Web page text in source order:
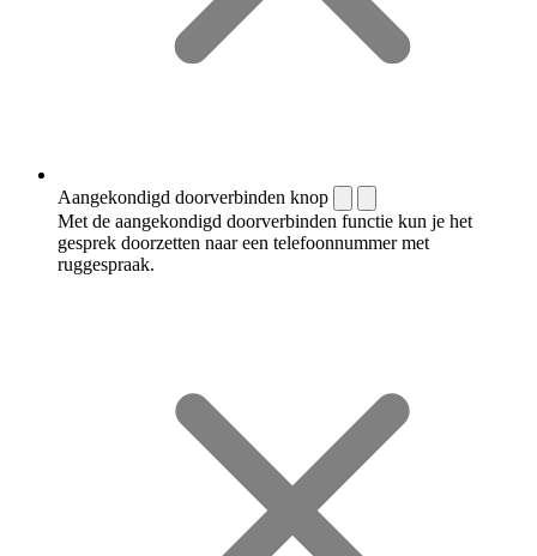
Aangekondigd doorverbinden knop
Met de aangekondigd doorverbinden functie kun je het
gesprek doorzetten naar een telefoonnummer met
ruggespraak.